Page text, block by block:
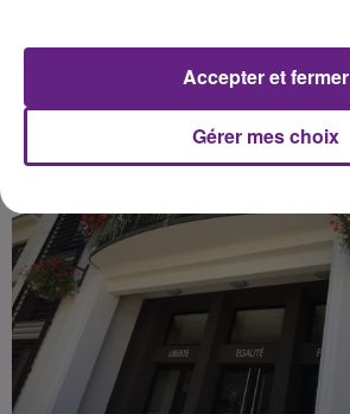
Gérer mes choix
Accepter et fermer